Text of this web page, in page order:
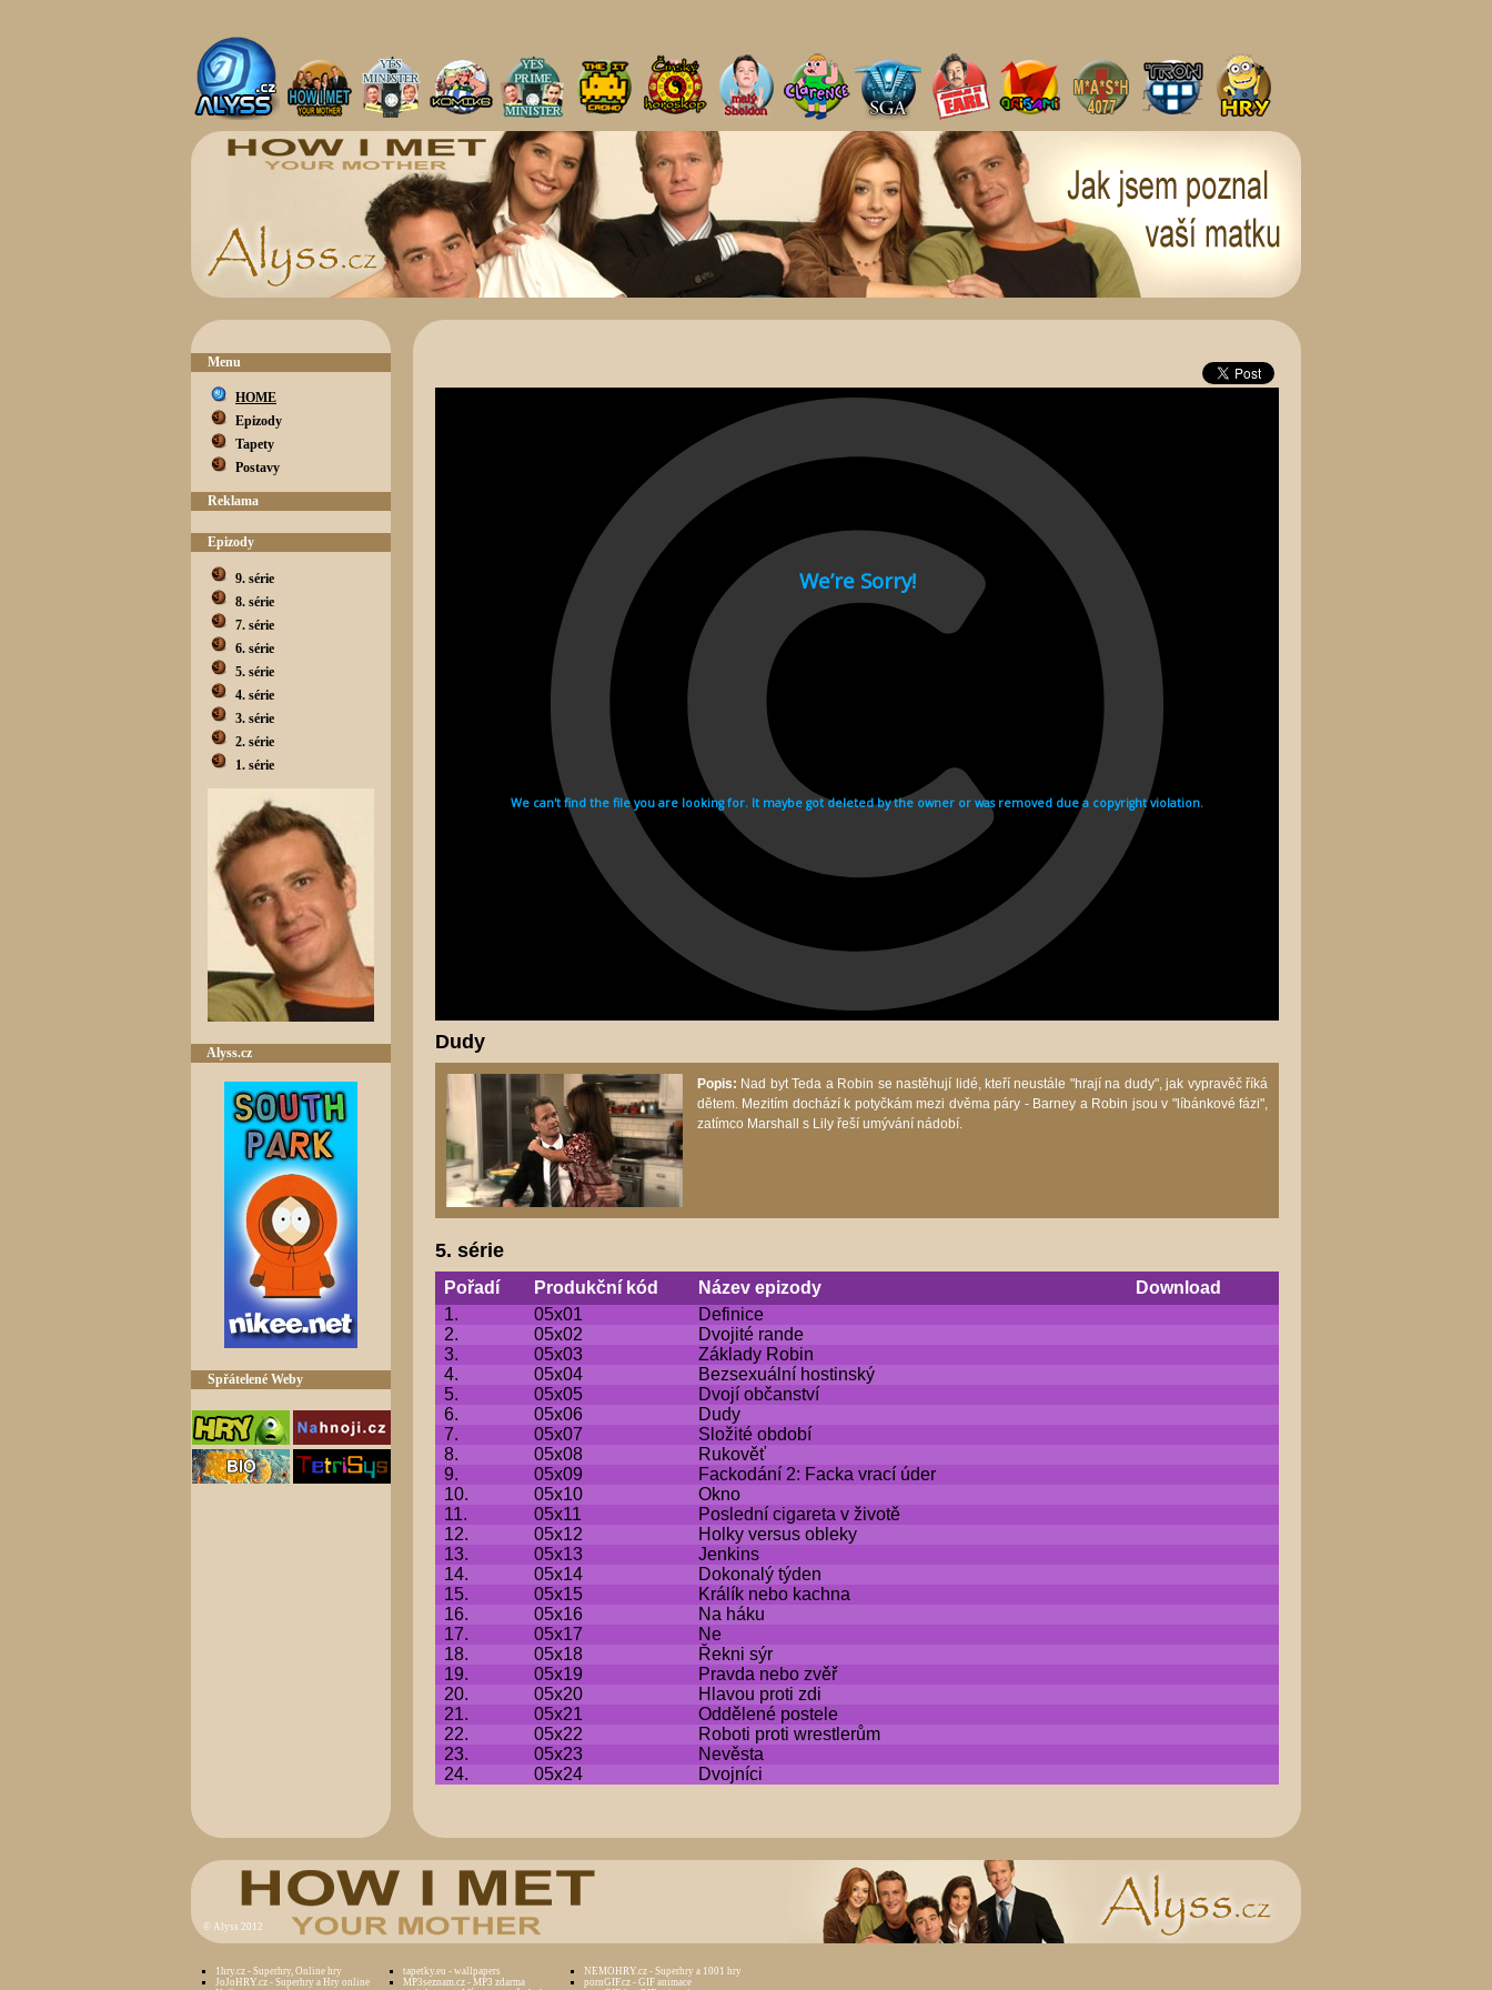
Menu
HOME
Epizody
Tapety
Postavy
Reklama
Epizody
9. série
8. série
7. série
6. série
5. série
4. série
3. série
2. série
1. série
Alyss.cz
Spřátelené Weby
Dudy
Popis: Nad byt Teda a Robin se nastěhují lidé, kteří neustále "hrají na dudy", jak vypravěč říká
dětem. Mezitím dochází k potyčkám mezi dvěma páry - Barney a Robin jsou v "líbánkové fázi",
zatímco Marshall s Lily řeší umývání nádobí.
5. série
Pořadí Produkční kód Název epizody
Download
1.
05x01
Definice
2.
05x02
Dvojité rande
3.
05x03
Základy Robin
4.
05x04
Bezsexuální hostinský
5.
05x05
Dvojí občanství
6.
05x06
Dudy
7.
05x07
Složité období
8.
05x08
Rukověť
9.
05x09
Fackodání 2: Facka vrací úder
10.
05x10
Okno
11.
05x11
Poslední cigareta v životě
12.
05x12
Holky versus obleky
13.
05x13
Jenkins
14.
05x14
Dokonalý týden
15.
05x15
Králík nebo kachna
16.
05x16
Na háku
17.
05x17
Ne
18.
05x18
Řekni sýr
19.
05x19
Pravda nebo zvěř
20.
05x20
Hlavou proti zdi
21.
05x21
Oddělené postele
22.
05x22
Roboti proti wrestlerům
23.
05x23
Nevěsta
24.
05x24 Dvojníci
© Alyss 2012
1hry.cz - Superhry, Online hry
JoJoHRY.cz - Superhry a Hry online
tapetky.eu - wallpapers
MP3seznam.cz - MP3 zdarma
NEMOHRY.cz - Superhry a 1001 hry
pornGIF.cz - GIF animace